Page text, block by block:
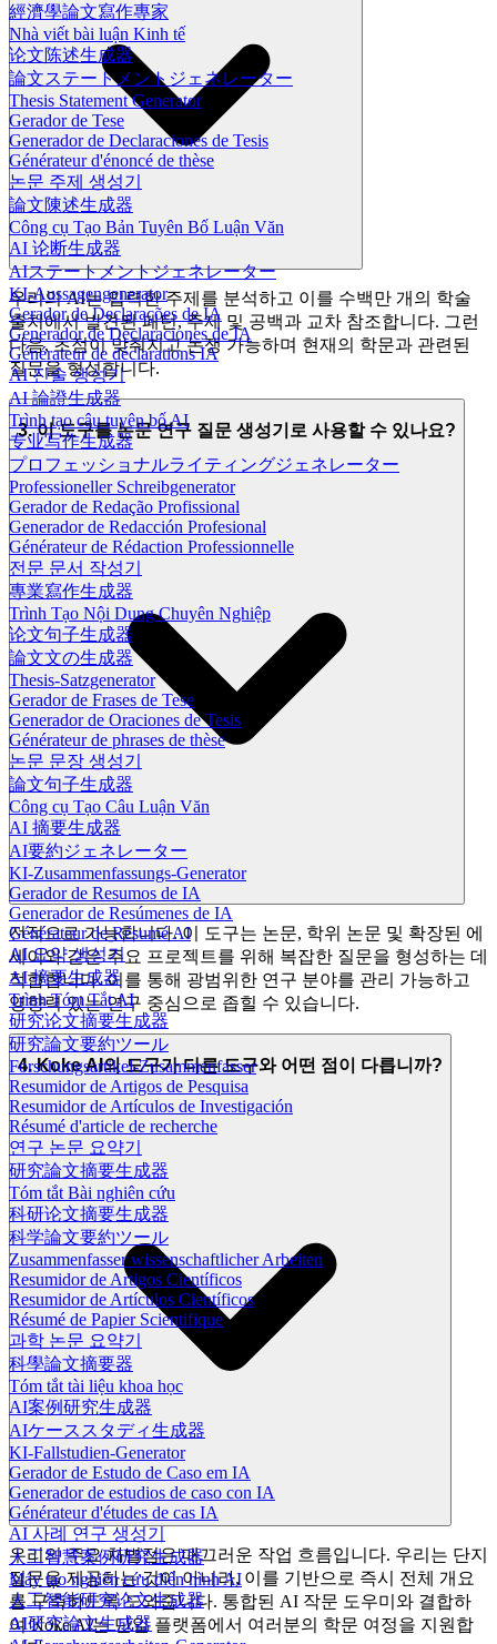
經濟學論文寫作專家
Nhà viết bài luận Kinh tế
论文陈述生成器
論文ステートメントジェネレーター
Thesis Statement Generator
Gerador de Tese
Generador de Declaraciones de Tesis
Générateur d'énoncé de thèse
논문 주제 생성기
論文陳述生成器
Công cụ Tạo Bản Tuyên Bố Luận Văn
AI 论断生成器
AIステートメントジェネレーター
KI-Aussagengenerator
Gerador de Declarações de IA
Generador de Declaraciones de IA
Générateur de déclarations IA
AI 진술 생성기
AI 論證生成器
Trình tạo câu tuyên bố AI
专业写作生成器
プロフェッショナルライティングジェネレーター
Professioneller Schreibgenerator
Gerador de Redação Profissional
Generador de Redacción Profesional
Générateur de Rédaction Professionnelle
전문 문서 작성기
專業寫作生成器
Trình Tạo Nội Dung Chuyên Nghiệp
论文句子生成器
論文文の生成器
Thesis-Satzgenerator
Gerador de Frases de Tese
Generador de Oraciones de Tesis
Générateur de phrases de thèse
논문 문장 생성기
論文句子生成器
Công cụ Tạo Câu Luận Văn
AI 摘要生成器
AI要約ジェネレーター
KI-Zusammenfassungs-Generator
Gerador de Resumos de IA
Generador de Resúmenes de IA
Générateur de Résumé AI
AI 요약 생성기
AI 摘要生成器
Trình Tóm Tắt AI
研究论文摘要生成器
研究論文要約ツール
Forschungsartikel-Zusammenfasser
Resumidor de Artigos de Pesquisa
Resumidor de Artículos de Investigación
Résumé d'article de recherche
연구 논문 요약기
研究論文摘要生成器
Tóm tắt Bài nghiên cứu
科研论文摘要生成器
科学論文要約ツール
Zusammenfasser wissenschaftlicher Arbeiten
Resumidor de Artigos Científicos
Resumidor de Artículos Científicos
Résumé de Papier Scientifique
과학 논문 요약기
科學論文摘要器
Tóm tắt tài liệu khoa học
AI案例研究生成器
AIケーススタディ生成器
KI-Fallstudien-Generator
Gerador de Estudo de Caso em IA
Generador de estudios de caso con IA
Générateur d'études de cas IA
AI 사례 연구 생성기
人工智慧案例研究生成器
Máy tạo nghiên cứu điển hình AI
人工智能研究论文生成器
AI研究論文生成器
우리의 AI는 입력한 주제를 분석하고 이를 수백만 개의 학술
출처에서 발견된 패턴, 주제 및 공백과 교차 참조합니다. 그런
다음, 초점이 맞춰지고 논쟁 가능하며 현재의 학문과 관련된
질문을 형성합니다.
3. 이 도구를 논문 연구 질문 생성기로 사용할 수 있나요?
전적으로 가능합니다. 이 도구는 논문, 학위 논문 및 확장된 에
세이와 같은 주요 프로젝트를 위해 복잡한 질문을 형성하는 데
적합합니다. 이를 통해 광범위한 연구 분야를 관리 가능하고
영향력 있는 연구 중심으로 좁힐 수 있습니다.
4. Koke AI의 도구가 다른 도구와 어떤 점이 다릅니까?
우리의 주요 차별점은 매끄러운 작업 흐름입니다. 우리는 단지
질문을 제공하는 것이 아니라, 이를 기반으로 즉시 전체 개요
를 구축하도록 도와줍니다. 통합된 AI 작문 도우미와 결합하
여 Koke AI는 단일 플랫폼에서 여러분의 학문 여정을 지원합